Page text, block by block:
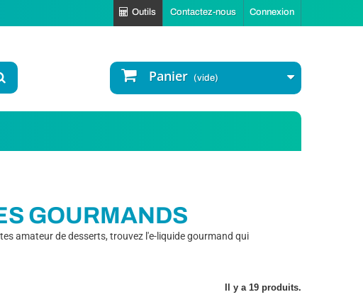
Connexion
Contactez-nous
Outils
Panier (vide)
GOURMANDS
amateur de desserts, trouvez l'e-liquide gourmand qui
Il y a 19 produits.